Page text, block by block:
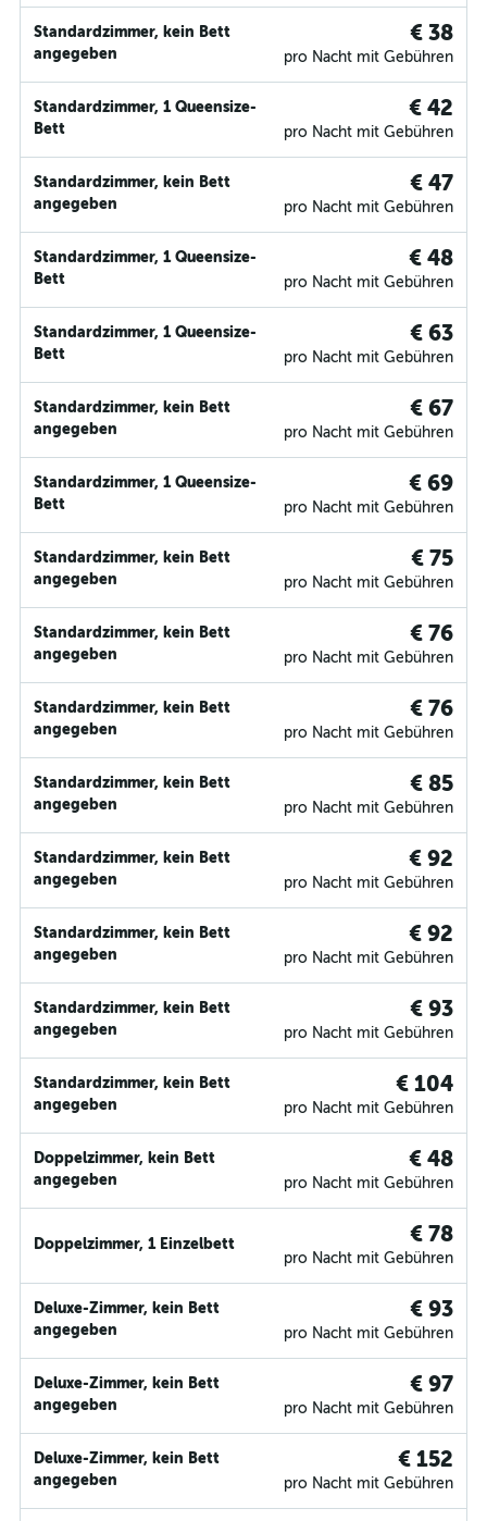
Standardzimmer, kein Bett
angegeben
€ 38
pro Nacht mit Gebühren
Standardzimmer, 1 Queensize-
Bett
€ 42
pro Nacht mit Gebühren
Standardzimmer, kein Bett
angegeben
€ 47
pro Nacht mit Gebühren
Standardzimmer, 1 Queensize-
Bett
€ 48
pro Nacht mit Gebühren
Standardzimmer, 1 Queensize-
Bett
€ 63
pro Nacht mit Gebühren
Standardzimmer, kein Bett
angegeben
€ 67
pro Nacht mit Gebühren
Standardzimmer, 1 Queensize-
Bett
€ 69
pro Nacht mit Gebühren
Standardzimmer, kein Bett
angegeben
€ 75
pro Nacht mit Gebühren
Standardzimmer, kein Bett
angegeben
€ 76
pro Nacht mit Gebühren
Standardzimmer, kein Bett
angegeben
€ 76
pro Nacht mit Gebühren
Standardzimmer, kein Bett
angegeben
€ 85
pro Nacht mit Gebühren
Standardzimmer, kein Bett
angegeben
€ 92
pro Nacht mit Gebühren
Standardzimmer, kein Bett
angegeben
€ 92
pro Nacht mit Gebühren
Standardzimmer, kein Bett
angegeben
€ 93
pro Nacht mit Gebühren
Standardzimmer, kein Bett
angegeben
€ 104
pro Nacht mit Gebühren
Doppelzimmer, kein Bett
angegeben
€ 48
pro Nacht mit Gebühren
Doppelzimmer, 1 Einzelbett € 78
pro Nacht mit Gebühren
Deluxe-Zimmer, kein Bett
angegeben
€ 93
pro Nacht mit Gebühren
Deluxe-Zimmer, kein Bett
angegeben
€ 97
pro Nacht mit Gebühren
Deluxe-Zimmer, kein Bett
angegeben
€ 152
pro Nacht mit Gebühren